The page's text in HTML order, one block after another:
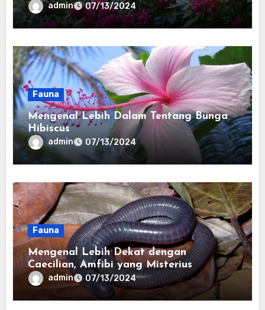
admin 07/13/2024
Fauna
Mengenal Lebih Dalam Tentang Bunga
Hibiscus
admin 07/13/2024
Fauna
Mengenal Lebih Dekat dengan
Caecilian, Amfibi yang Misterius
admin 07/13/2024